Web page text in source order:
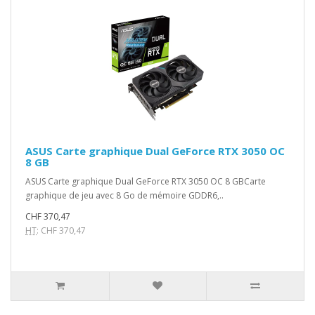
ASUS Carte graphique Dual GeForce RTX 3050 OC
8 GB
ASUS Carte graphique Dual GeForce RTX 3050 OC 8 GBCarte
graphique de jeu avec 8 Go de mémoire GDDR6,..
CHF 370,47
HT: CHF 370,47